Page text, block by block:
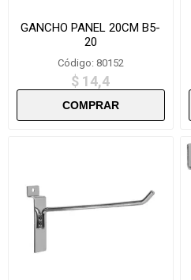
GANCHO PANEL 20CM B5-
20
Código: 80152
$ 14,4